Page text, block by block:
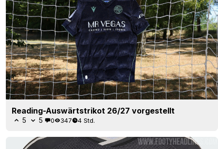
Reading-Auswärtstrikot 26/27 vorgestellt
5 5 0 347 4 Std.